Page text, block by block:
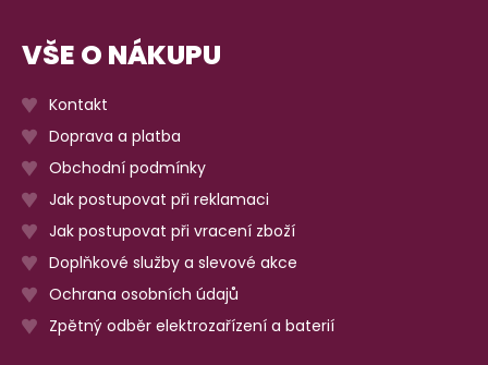
VŠE O NÁKUPU
Kontakt
Doprava a platba
Obchodní podmínky
Jak postupovat při reklamaci
Jak postupovat při vracení zboží
Doplňkové služby a slevové akce
Ochrana osobních údajů
Zpětný odběr elektrozařízení a baterií